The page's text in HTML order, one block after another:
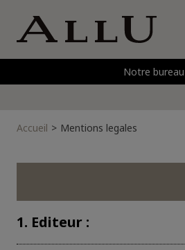
Accessoires
Notre
Accueil Mentions legales
1. Editeur :